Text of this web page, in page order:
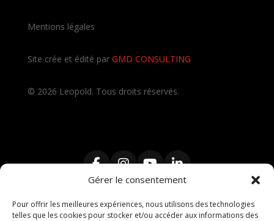
Gérer le consentement
Pour offrir les meilleures expériences, nous utilisons des technologies
telles que les cookies pour stocker et/ou accéder aux informations des
Mentions légales
Site crée et édité par GMD CONSULTING
© 2026 Leopold. Tous droits réservés.
Contractant Général,Travaux clé en main,Architecte,